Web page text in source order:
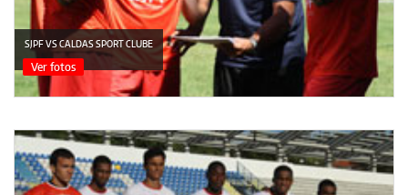
SJPF VS CALDAS SPORT CLUBE
Ver fotos